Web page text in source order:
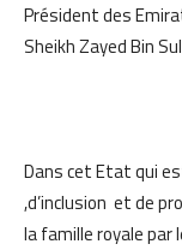
Président des
Sheikh Zayed Bin
Dans cet Etat qui
,d’inclusion et de
la famille royale par